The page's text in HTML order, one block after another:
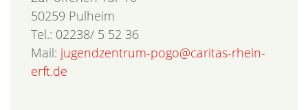
50259 Pulheim
Tel.: 02238/ 5 52 36
Mail: jugendzentrum-pogo@caritas-rhein-
erft.de